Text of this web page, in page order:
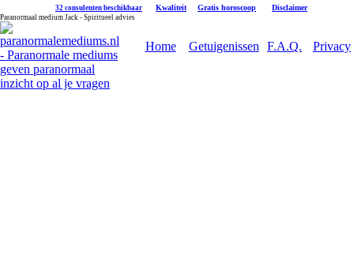
32 consulenten beschikbaar Kwaliteit Gratis horoscoop Disclaimer
Paranormaal medium Jack - Spiritueel advies
Home Getuigenissen F.A.Q. Privacy